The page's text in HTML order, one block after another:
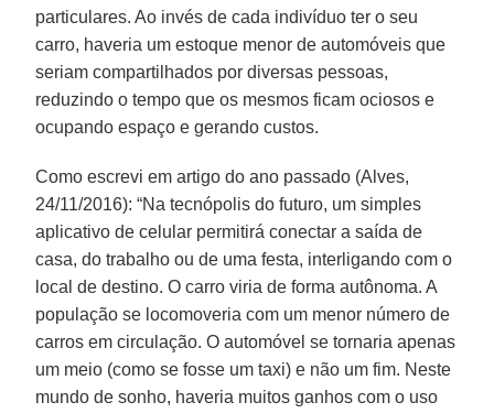
particulares. Ao invés de cada indivíduo ter o seu
carro, haveria um estoque menor de automóveis que
seriam compartilhados por diversas pessoas,
reduzindo o tempo que os mesmos ficam ociosos e
ocupando espaço e gerando custos.
Como escrevi em artigo do ano passado (Alves,
24/11/2016): “Na tecnópolis do futuro, um simples
aplicativo de celular permitirá conectar a saída de
casa, do trabalho ou de uma festa, interligando com o
local de destino. O carro viria de forma autônoma. A
população se locomoveria com um menor número de
carros em circulação. O automóvel se tornaria apenas
um meio (como se fosse um taxi) e não um fim. Neste
mundo de sonho, haveria muitos ganhos com o uso